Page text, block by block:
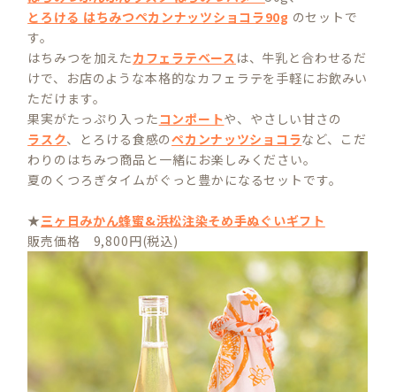
とろける はちみつペカンナッツショコラ90g のセットで
す。
はちみつを加えたカフェラテベース は、牛乳と合わせるだ
けで、お店のような本格的なカフェラテを手軽にお飲みい
ただけます。
果実がたっぷり入ったコンポートや、やさしい甘さの
ラスク、とろける食感のペカンナッツショコラなど、こだ
わりのはちみつ商品と一緒にお楽しみください。
夏のくつろぎタイムがぐっと豊かになるセットです。
★三ヶ日みかん蜂蜜&浜松注染そめ手ぬぐいギフト
販売価格 9,800円(税込)